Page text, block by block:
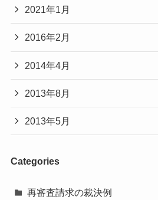
2021年1月
2016年2月
2014年4月
2013年8月
2013年5月
Categories
再審査請求の裁決例